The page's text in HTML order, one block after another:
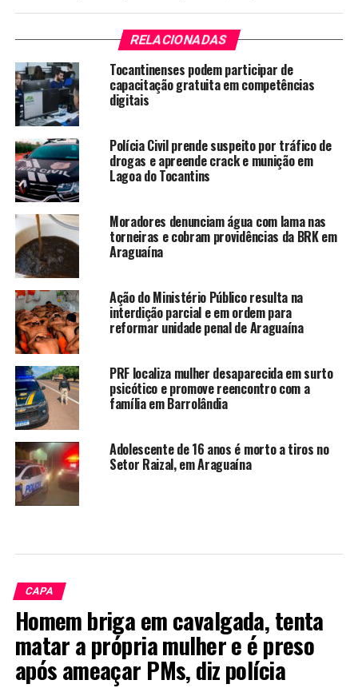
RELACIONADAS
Tocantinenses podem participar de
capacitação gratuita em competências
digitais
Polícia Civil prende suspeito por tráfico de
drogas e apreende crack e munição em
Lagoa do Tocantins
Moradores denunciam água com lama nas
torneiras e cobram providências da BRK em
Araguaína
Ação do Ministério Público resulta na
interdição parcial e em ordem para
reformar unidade penal de Araguaína
PRF localiza mulher desaparecida em surto
psicótico e promove reencontro com a
família em Barrolândia
Adolescente de 16 anos é morto a tiros no
Setor Raizal, em Araguaína
CAPA
Homem briga em cavalgada, tenta
matar a própria mulher e é preso
após ameaçar PMs, diz polícia